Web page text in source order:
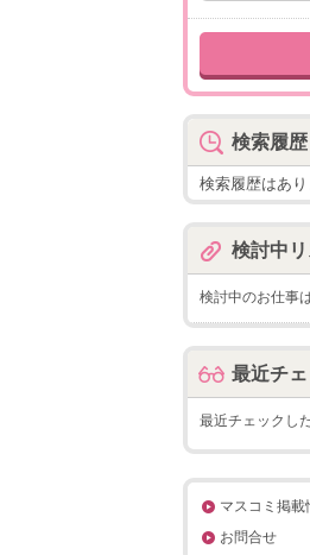
検索履歴
検索履歴はあ
検討中リ
検討中のお仕事
最近チ
最近チェックし
マスコミ掲載
お問合せ